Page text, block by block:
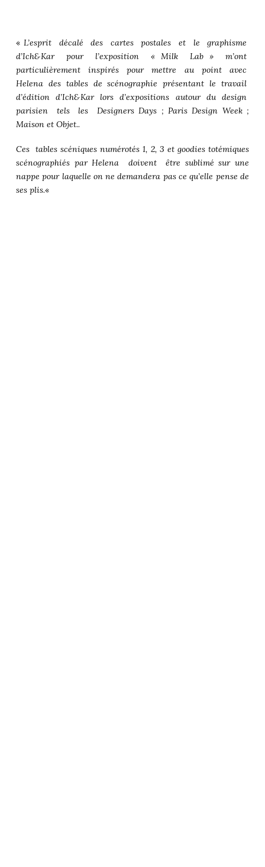
«L’esprit décalé des cartes postales et le graphisme
d’Ich&Kar pour l’exposition « Milk Lab » m’ont
particulièrement inspirés pour mettre au point avec
Helena des tables de scénographie présentant le travail
d’édition d’Ich&Kar lors d’expositions autour du design
parisien tels les Designers Days ; Paris Design Week ;
Maison et Objet..
Ces tables scéniques numérotés 1, 2, 3 et goodies totémiques
scénographiés par Helena doivent être sublimé sur une
nappe pour laquelle on ne demandera pas ce qu’elle pense de
ses plis.«